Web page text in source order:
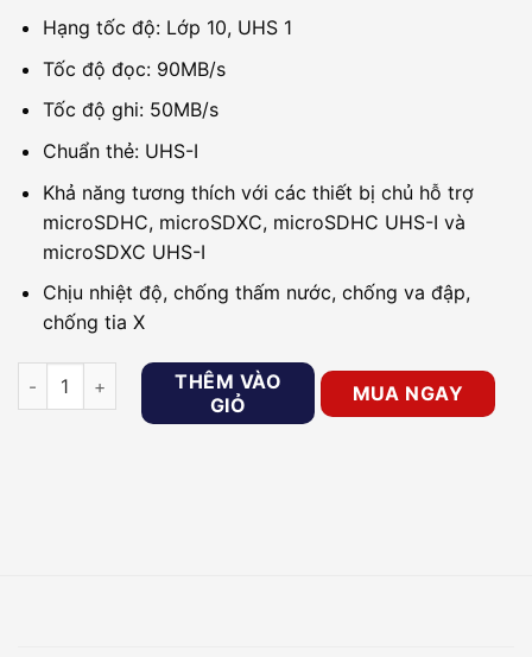
Hạng tốc độ: Lớp 10, UHS 1
Tốc độ đọc: 90MB/s
Tốc độ ghi: 50MB/s
Chuẩn thẻ: UHS-I
Khả năng tương thích với các thiết bị chủ hỗ trợ
microSDHC, microSDXC, microSDHC UHS-I và
microSDXC UHS-I
Chịu nhiệt độ, chống thấm nước, chống va đập,
chống tia X
Thẻ nhớ giám sát MicroSD EZVIZ 256Gb số lượng
THÊM VÀO
GIỎ
MUA NGAY